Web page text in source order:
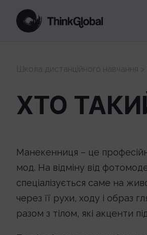
Школа дистанційного навчання >
ХТО
Манекенниця – це
мод. На відміну від
спеціалізується саме на
через її рухи, ходу і образ
разом з тілом, які акценти